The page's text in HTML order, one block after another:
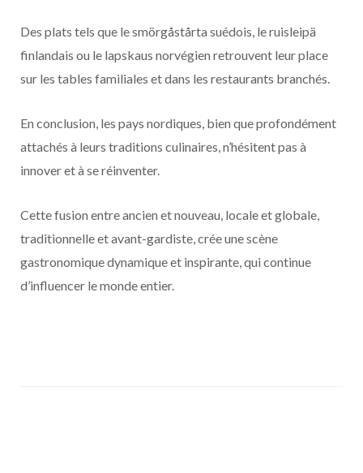
Des plats tels que le smörgåstårta suédois, le ruisleipä
finlandais ou le lapskaus norvégien retrouvent leur place
sur les tables familiales et dans les restaurants branchés.
En conclusion, les pays nordiques, bien que profondément
attachés à leurs traditions culinaires, n’hésitent pas à
innover et à se réinventer.
Cette fusion entre ancien et nouveau, locale et globale,
traditionnelle et avant-gardiste, crée une scène
gastronomique dynamique et inspirante, qui continue
d’influencer le monde entier.